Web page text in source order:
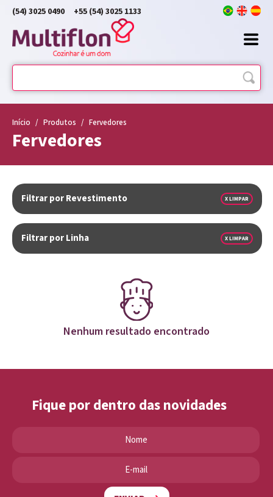
(54) 3025 0490 +55 (54) 3025 1133
Início / Produtos / Fervedores
Fervedores
Filtrar por Revestimento X LIMPAR
Filtrar por Linha X LIMPAR
Nenhum resultado encontrado
Fique por dentro das novidades